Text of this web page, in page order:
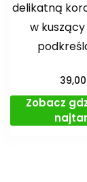
delikatną
w
Zobacz